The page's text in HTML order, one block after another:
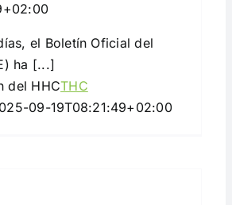
el Boletín Oficial del
ha [...]
del HHCTHC
09-19T08:21:49+02:00